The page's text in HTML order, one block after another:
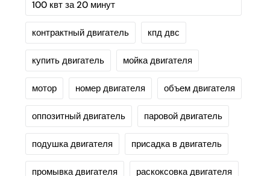
100 квт за 20 минут
контрактный двигатель кпд двс
купить двигатель мойка двигателя
мотор номер двигателя объем двигателя
оппозитный двигатель паровой двигатель
подушка двигателя присадка в двигатель
промывка двигателя раскоксовка двигателя